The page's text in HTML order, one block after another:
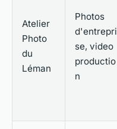
Atelier
Photo
du
Léman
Photos
d'entrepri
se, video
productio
n